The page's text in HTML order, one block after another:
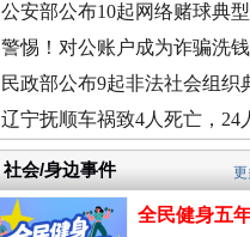
中国公
中国公
衣柜里的秘密
公安部公布10起网络赌球典
警惕！对公账户成为诈骗洗
民政部公布9起非法社会组织
辽宁抚顺车祸致4人死亡，24
社会/身边事件
全民健身五